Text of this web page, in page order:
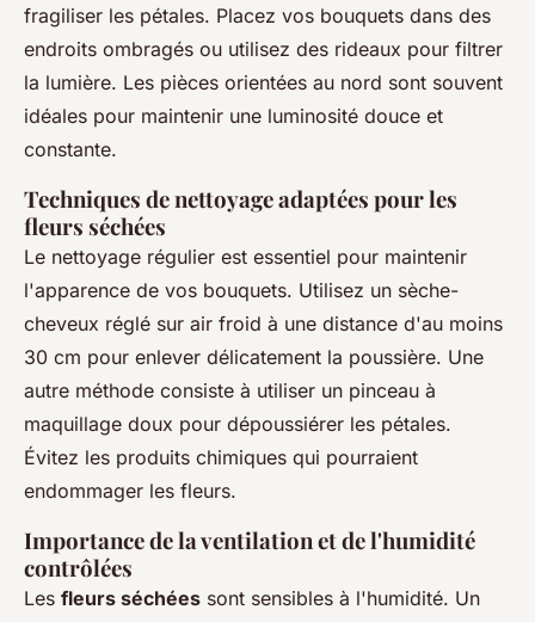
fragiliser les pétales. Placez vos bouquets dans des
endroits ombragés ou utilisez des rideaux pour filtrer
la lumière. Les pièces orientées au nord sont souvent
idéales pour maintenir une luminosité douce et
constante.
Techniques de nettoyage adaptées pour les
fleurs séchées
Le nettoyage régulier est essentiel pour maintenir
l'apparence de vos bouquets. Utilisez un sèche-
cheveux réglé sur air froid à une distance d'au moins
30 cm pour enlever délicatement la poussière. Une
autre méthode consiste à utiliser un pinceau à
maquillage doux pour dépoussiérer les pétales.
Évitez les produits chimiques qui pourraient
endommager les fleurs.
Importance de la ventilation et de l'humidité
contrôlées
Les fleurs séchées sont sensibles à l'humidité. Un